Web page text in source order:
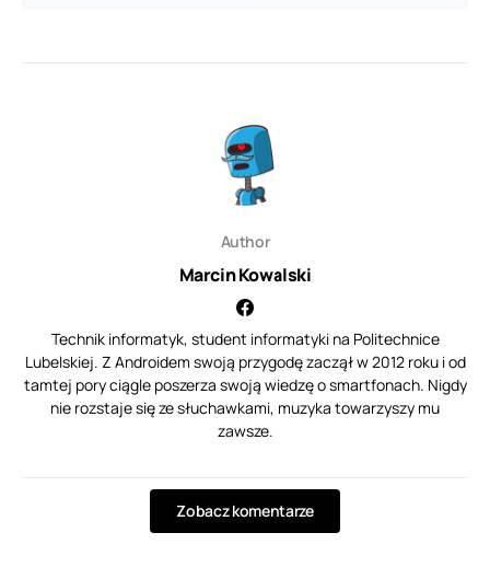
Author
Marcin Kowalski
Technik informatyk, student informatyki na Politechnice
Lubelskiej. Z Androidem swoją przygodę zaczął w 2012 roku i od
tamtej pory ciągle poszerza swoją wiedzę o smartfonach. Nigdy
nie rozstaje się ze słuchawkami, muzyka towarzyszy mu
zawsze.
Zobacz komentarze